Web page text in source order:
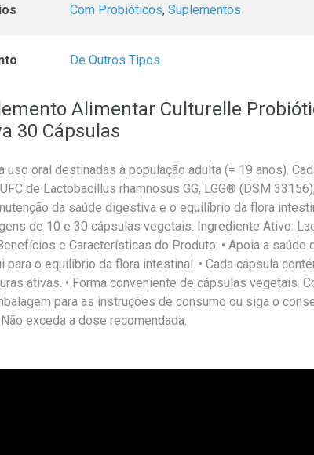
Com Probióticos, Suplementos
De Outros Tipos
Alimentar Culturelle
30 Cápsulas
uso oral destinadas à população adulta (= 19 anos).
de Lactobacillus rhamnosus GG, LGG® (DSM 33156),
da saúde digestiva e o equilíbrio da flora
de 10 e 30 cápsulas vegetais. Ingrediente Ativo:
e Características do Produto: • Apoia a saúde
para o equilíbrio da flora intestinal. • Cada cápsula
ativas. • Forma conveniente de cápsulas vegetais.
para as instruções de consumo ou siga o
exceda a dose recomendada.